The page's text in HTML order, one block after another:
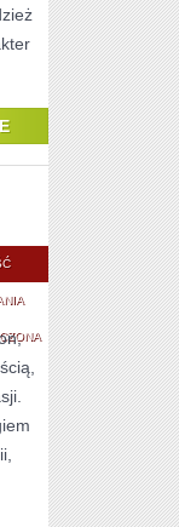
ARCHITEKTURA
I
DESIGN